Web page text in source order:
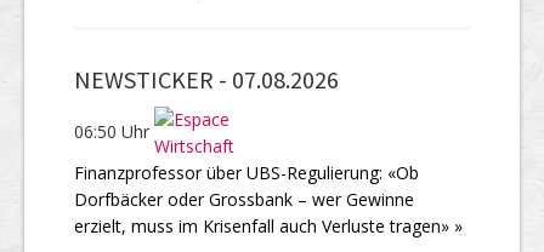
NEWSTICKER - 07.08.2026
06:50 Uhr
Finanzprofessor über UBS-Regulierung: «Ob
Dorfbäcker oder Grossbank – wer Gewinne
erzielt, muss im Krisenfall auch Verluste tragen» »